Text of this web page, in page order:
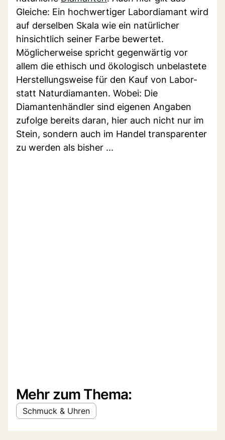
Gleiche: Ein hochwertiger Labordiamant wird
auf derselben Skala wie ein natürlicher
hinsichtlich seiner Farbe bewertet.
Möglicherweise spricht gegenwärtig vor
allem die ethisch und ökologisch unbelastete
Herstellungsweise für den Kauf von Labor-
statt Naturdiamanten. Wobei: Die
Diamantenhändler sind eigenen Angaben
zufolge bereits daran, hier auch nicht nur im
Stein, sondern auch im Handel transparenter
zu werden als bisher ...
Mehr zum Thema:
Schmuck & Uhren